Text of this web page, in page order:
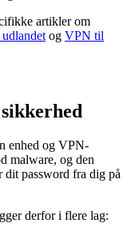
artikler om
og VPN til
enhed og VPN-
malware, og den
password fra dig på
derfor i flere lag: